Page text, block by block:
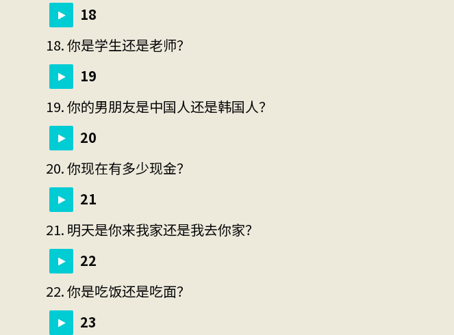
18
18. 你是学生还是老师？
19
19. 你的男朋友是中国人还是韩国人？
20
20. 你现在有多少现金？
21
21. 明天是你来我家还是我去你家？
22
22. 你是吃饭还是吃面？
23